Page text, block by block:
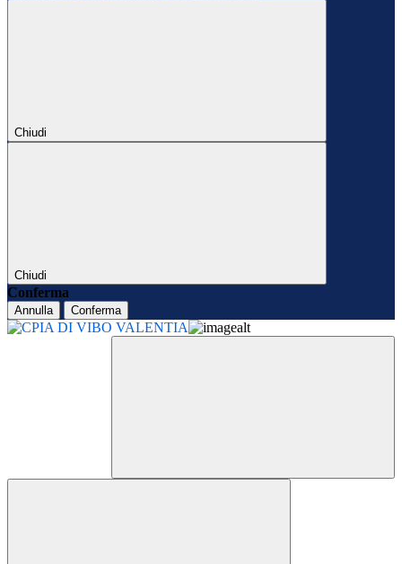
Chiudi
Chiudi
Conferma
Annulla Conferma